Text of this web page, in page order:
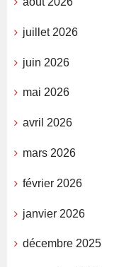
juillet 2026
juin 2026
mai 2026
avril 2026
mars 2026
février 2026
janvier 2026
décembre 2025